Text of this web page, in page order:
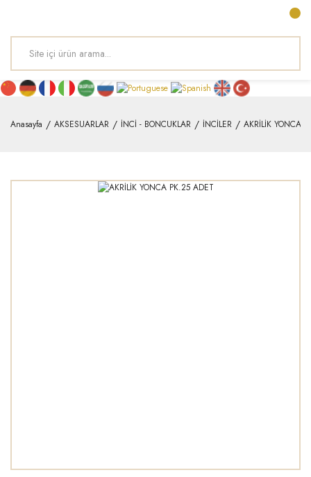
Anasayfa AKSESUARLAR İNCİ - BONCUKLAR İNCİLER AKRİLİK YONCA